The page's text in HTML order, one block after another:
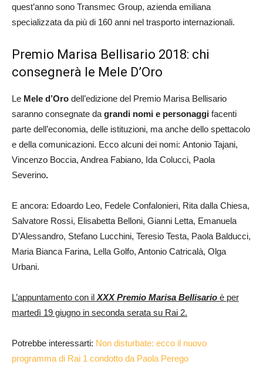
quest’anno sono Transmec Group, azienda emiliana
specializzata da più di 160 anni nel trasporto internazionali.
Premio Marisa Bellisario 2018: chi
consegnerà le Mele D’Oro
Le Mele d’Oro dell’edizione del Premio Marisa Bellisario
saranno consegnate da grandi nomi e personaggi facenti
parte dell’economia, delle istituzioni, ma anche dello spettacolo
e della comunicazioni. Ecco alcuni dei nomi: Antonio Tajani,
Vincenzo Boccia, Andrea Fabiano, Ida Colucci, Paola
Severino.
E ancora: Edoardo Leo, Fedele Confalonieri, Rita dalla Chiesa,
Salvatore Rossi, Elisabetta Belloni, Gianni Letta, Emanuela
D’Alessandro, Stefano Lucchini, Teresio Testa, Paola Balducci,
Maria Bianca Farina, Lella Golfo, Antonio Catricalà, Olga
Urbani.
L’appuntamento con il XXX Premio Marisa Bellisario è per
martedì 19 giugno in seconda serata su Rai 2.
Potrebbe interessarti: Non disturbate: ecco il nuovo
programma di Rai 1 condotto da Paola Perego